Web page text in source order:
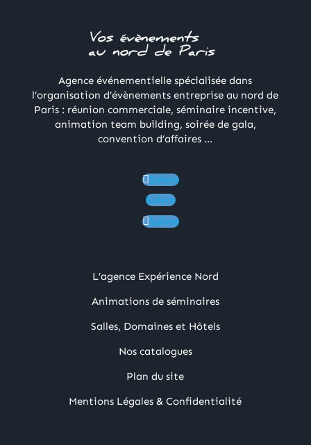
Agence événementielle spécialisée dans
l’organisation d’évènements entreprise au nord de
Paris : réunion commerciale, séminaire incentive,
animation team building, soirée de gala,
convention d’affaires …
Suivre
Suivre
Suivre
L’agence Expérience Nord
Animations de séminaires
Salles, Domaines et Hôtels
Nos catalogues
Plan du site
Mentions Légales & Confidentialité